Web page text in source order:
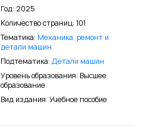
Год: 2025
Количество страниц: 101
Тематика: Механика, ремонт и
детали машин
Подтематика: Детали машин
Уровень образования: Высшее
образование
Вид издания: Учебное пособие